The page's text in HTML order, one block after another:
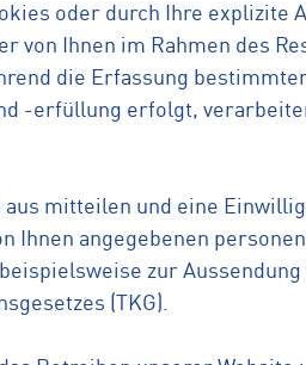
oder durch Ihre explizite
Ihnen im Rahmen des
die Erfassung
-erfüllung erfolgt,
mitteilen und eine
angegebenen
zur
(TKG).